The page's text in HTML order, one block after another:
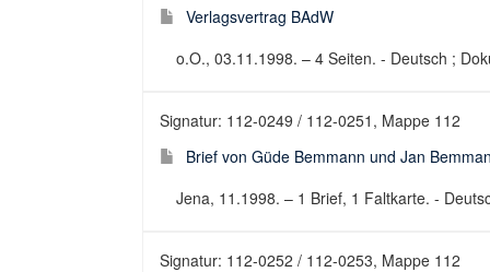
Verlagsvertrag BAdW
o.O., 03.11.1998. – 4 Seiten. - Deutsch ;
Signatur: 112-0249 / 112-0251, Mappe 112
Brief von Güde Bemmann und Jan
Jena, 11.1998. – 1 Brief, 1 Faltkarte. -
Signatur: 112-0252 / 112-0253, Mappe 112